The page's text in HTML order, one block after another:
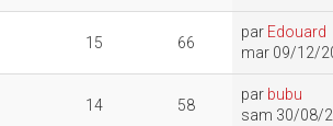
15 66
par Edouard
mar 09/12/
14 58
par bubu
sam 30/08/